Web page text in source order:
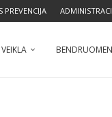
PREVENCIJA
VEIKLA